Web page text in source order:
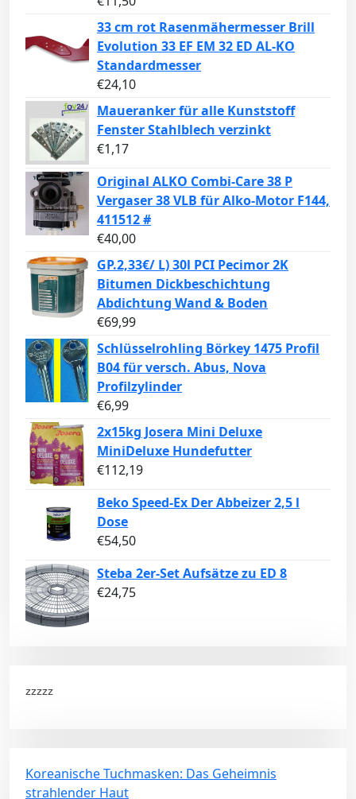
33 cm rot Rasenmähermesser Brill
Evolution 33 EF EM 32 ED AL-KO
Standardmesser
€24,10
Maueranker für alle Kunststoff
Fenster Stahlblech verzinkt
€1,17
Original ALKO Combi-Care 38 P
Vergaser 38 VLB für Alko-Motor F144,
411512 #
€40,00
GP.2,33€/ L) 30l PCI Pecimor 2K
Bitumen Dickbeschichtung
Abdichtung Wand & Boden
€69,99
Schlüsselrohling Börkey 1475 Profil
B04 für versch. Abus, Nova
Profilzylinder
€6,99
2x15kg Josera Mini Deluxe
MiniDeluxe Hundefutter
€112,19
Beko Speed-Ex Der Abbeizer 2,5 l
Dose
€54,50
Steba 2er-Set Aufsätze zu ED 8
€24,75
zzzzz
Koreanische Tuchmasken: Das Geheimnis
strahlender Haut